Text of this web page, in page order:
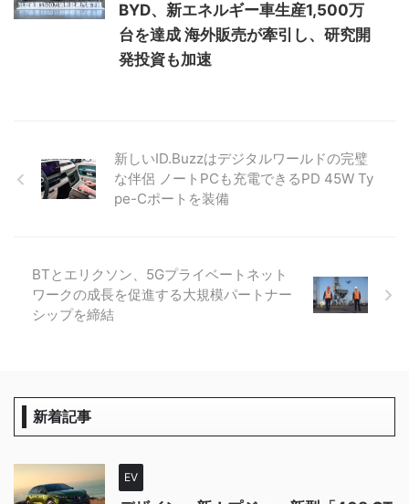
BYD、新エネルギー車生産1,500万
台を達成 海外販売が牽引し、研究開
発投資も加速
新しいID.Buzzはデジタルワールドの完璧
な伴侶 ノートPCも充電できるPD 45W Ty
pe-Cポートを装備
BTとエリクソン、5Gプライベートネット
ワークの成長を促進する大規模パートナー
シップを締結
新着記事
EV